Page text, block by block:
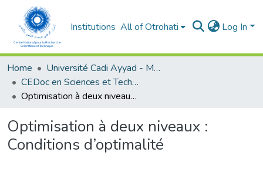
Institutions All of Otrohati Log In
Home
Université Cadi Ayyad - Marrakech
CEDoc en Sciences et Techniques et Sciences Médicales (CED - STSM)
Optimisation à deux niveaux : Conditions d’optimalité
Optimisation à deux niveaux :
Conditions d’optimalité